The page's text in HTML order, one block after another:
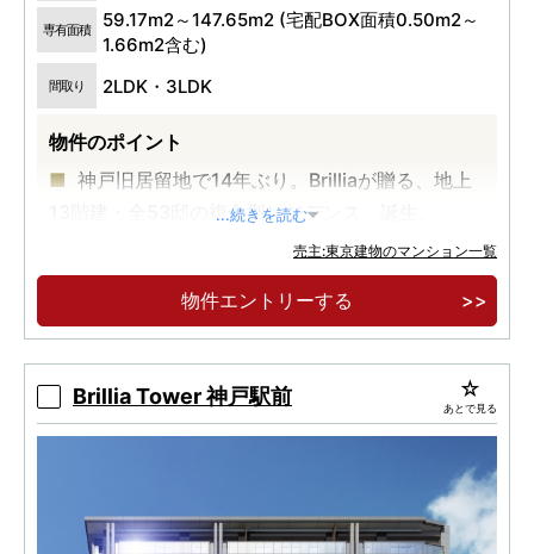
専有面積
59.17m2～147.65m2 (宅配BOX面積0.50m2～
1.66m2含む)
間取り 2LDK・3LDK
物件のポイント
神戸旧居留地で14年ぶり。Brilliaが贈る、地上
13階建・全53邸の複合型レジデンス、誕生。
...続きを読む
売主:東京建物のマンション一覧
物件エントリーする
Brillia Tower 神戸駅前 あとで見る